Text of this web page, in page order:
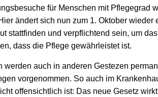
für Menschen mit Pflegegrad
ändert sich nun zum 1. Oktober wieder
stattfinden und verpflichtend sein, um
dass die Pflege gewährleistet ist.
werden auch in anderen Gestezen
vorgenommen. So auch im
offensichtlich ist: Das neue Gesetz